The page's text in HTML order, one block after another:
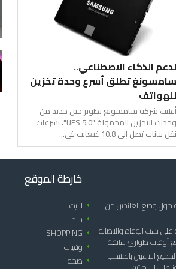
لدعم الذكاء الاصطناعي..
سامسونغ تطلق أسرع وحدة تخزين
للهواتف
أعلنت شركة سامسونغ تطوير جيل جديد من
وحدات التخزين المحمولة "UFS 5.0"، بسرعات
نقل بيانات تصل إلى 10.8 غيغابت في...
حول وضع العائدين من
على نسب الوفاة والاصابة
أوقات طوارئ سابقة!
اللاعبين بالمنتخب
خارطة الموقع
arrow_left البيت
arrow_left بلادنا
arrow_left
SHOPPING
arrow_left وفيات
arrow_left صحة